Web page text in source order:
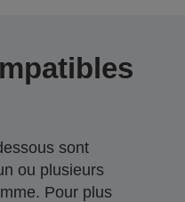
sont
ou plusieurs
Pour plus